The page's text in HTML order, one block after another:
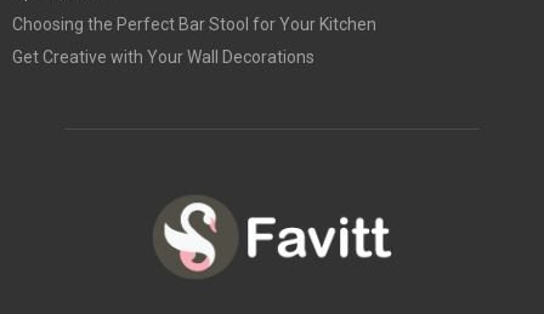
Choosing the Perfect Bar Stool for Your Kitchen
Get Creative with Your Wall Decorations